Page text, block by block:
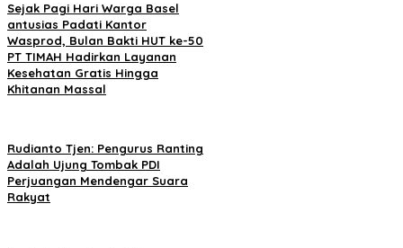
Sejak Pagi Hari Warga Basel
antusias Padati Kantor
Wasprod, Bulan Bakti HUT ke-50
PT TIMAH Hadirkan Layanan
Kesehatan Gratis Hingga
Khitanan Massal
Rudianto Tjen: Pengurus Ranting
Adalah Ujung Tombak PDI
Perjuangan Mendengar Suara
Rakyat